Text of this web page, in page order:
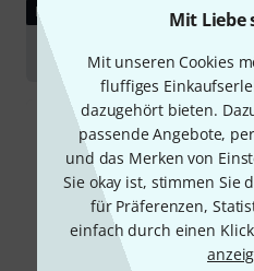
Mit Liebe
Mit unseren Cookies
fluffiges
dazugehört bieten.
passende Angebote,
und das Merken von
Sie okay ist, stimmen Sie
für Präferenzen,
einfach durch einen
RATGEBER
Drumfelle